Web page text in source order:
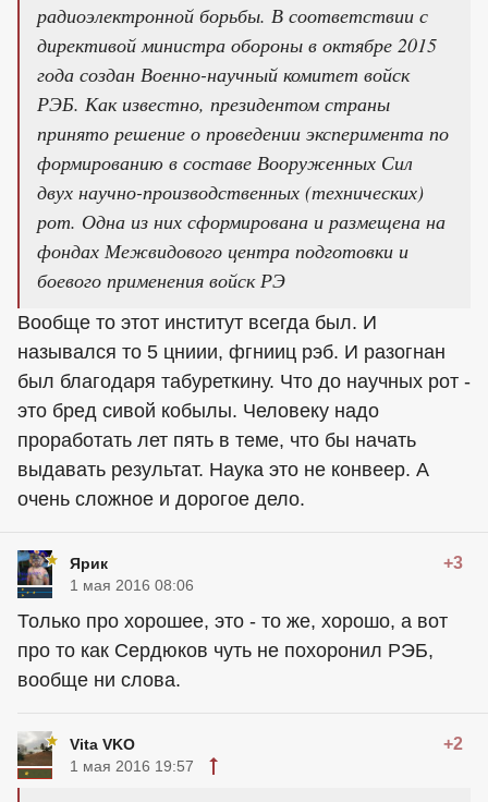
радиоэлектронной борьбы. В соответствии с
директивой министра обороны в октябре 2015
года создан Военно-научный комитет войск
РЭБ. Как известно, президентом страны
принято решение о проведении эксперимента по
формированию в составе Вооруженных Сил
двух научно-производственных (технических)
рот. Одна из них сформирована и размещена на
фондах Межвидового центра подготовки и
боевого применения войск РЭ
Вообще то этот институт всегда был. И
назывался то 5 цниии, фгнииц рэб. И разогнан
был благодаря табуреткину. Что до научных рот -
это бред сивой кобылы. Человеку надо
проработать лет пять в теме, что бы начать
выдавать результат. Наука это не конвеер. А
очень сложное и дорогое дело.
Ярик +3
1 мая 2016 08:06
Только про хорошее, это - то же, хорошо, а вот
про то как Сердюков чуть не похоронил РЭБ,
вообще ни слова.
Vita VKO +2
1 мая 2016 19:57